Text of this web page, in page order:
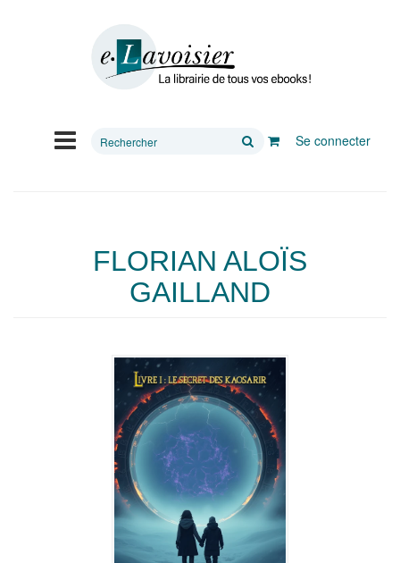
Rechercher
Se connecter
FLORIAN ALOÏS
GAILLAND